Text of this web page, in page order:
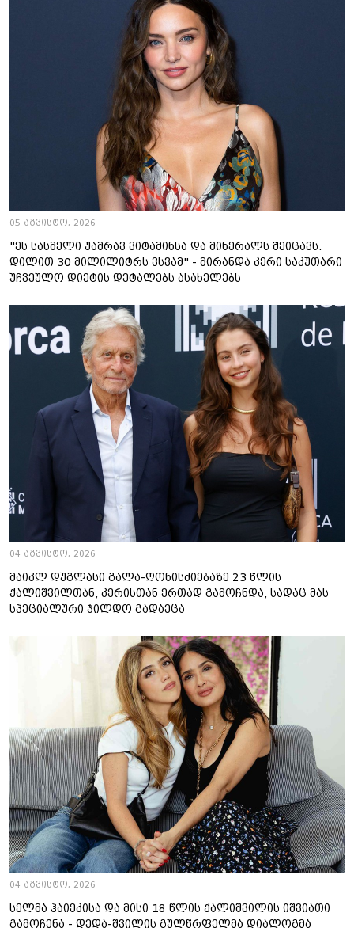
05 აგვისტო, 2026
"ეს სასმელი უამრავ ვიტამინსა და მინერალს შეიცავს.
დილით 30 მილილიტრს ვსვამ" - მირანდა კერი საკუთარი
უჩვეულო დიეტის დეტალებს ასახელებს
04 აგვისტო, 2026
მაიკლ დუგლასი გალა-ღონისძიებაზე 23 წლის
ქალიშვილთან, კერისთან ერთად გამოჩნდა, სადაც მას
სპეციალური ჯილდო გადაეცა
04 აგვისტო, 2026
სელმა ჰაიეკისა და მისი 18 წლის ქალიშვილის იშვიათი
გამოჩენა - დედა-შვილის გულწრფელმა დიალოგმა